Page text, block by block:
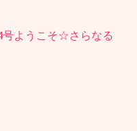
ようこそ☆さらなる